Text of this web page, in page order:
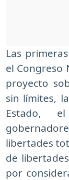
Las
el Congreso
proyecto
sin límites,
Estado,
libertades
de
por